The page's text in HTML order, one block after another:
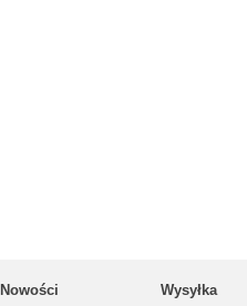
Nowości Wysyłka